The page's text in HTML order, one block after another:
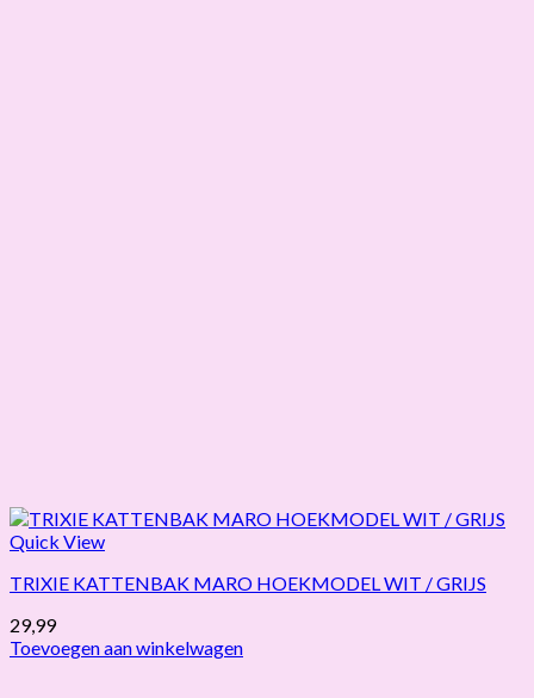
Quick View
TRIXIE KATTENBAK MARO HOEKMODEL WIT / GRIJS
29,99
Toevoegen aan winkelwagen